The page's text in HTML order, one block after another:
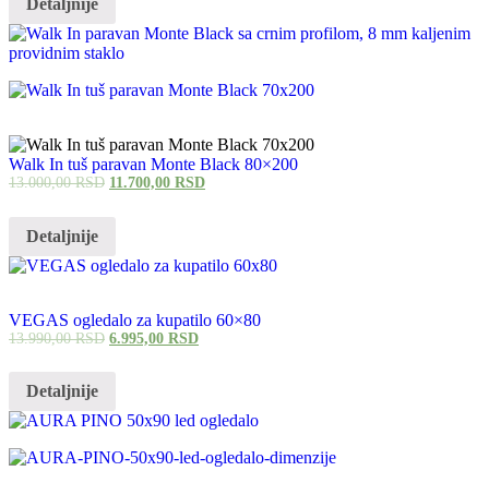
Detaljnije
Walk In tuš paravan Monte Black 80×200
13.000,00RSD 11.700,00 RSD
Detaljnije
VEGAS ogledalo za kupatilo 60×80
13.990,00RSD 6.995,00 RSD
Detaljnije